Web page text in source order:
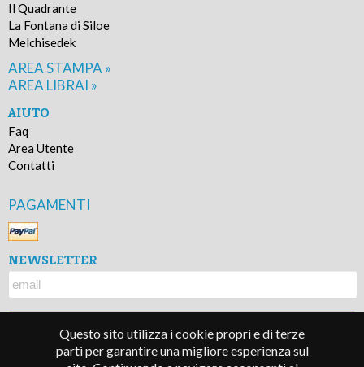
Questo sito utilizza i cookie propri e di terze
parti per garantire una migliore esperienza sul
Il Quadrante
La Fontana di Siloe
Melchisedek
AREA STAMPA »
AREA LIBRAI »
AIUTO
Faq
Area Utente
Contatti
PAGAMENTI
NEWSLETTER